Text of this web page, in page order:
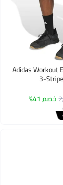
Adidas Workout
3-
خصم 41%